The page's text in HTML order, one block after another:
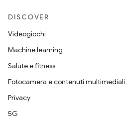
DISCOVER
Videogiochi
Machine learning
Salute e fitness
Fotocamera e contenuti multimediali
Privacy
5G